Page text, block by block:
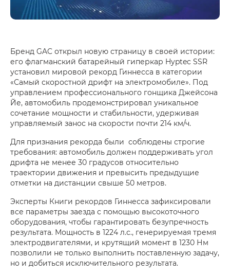
Бренд GAC открыл новую страницу в своей истории:
его флагманский батарейный гиперкар Hyptec SSR
установил мировой рекорд Гиннесса в категории
«Самый скоростной дрифт на электромобиле». Под
управлением профессионального гонщика Джейсона
Йе, автомобиль продемонстрировал уникальное
сочетание мощности и стабильности, удерживая
управляемый занос на скорости почти 214 км/ч.
Для признания рекорда были соблюдены строгие
требования: автомобиль должен поддерживать угол
дрифта не менее 30 градусов относительно
траектории движения и превысить предыдущие
отметки на дистанции свыше 50 метров.
Эксперты Книги рекордов Гиннесса зафиксировали
все параметры заезда с помощью высокоточного
оборудования, чтобы гарантировать безупречность
результата. Мощность в 1224 л.с., генерируемая тремя
электродвигателями, и крутящий момент в 1230 Нм
позволили не только выполнить поставленную задачу,
но и добиться исключительного результата.